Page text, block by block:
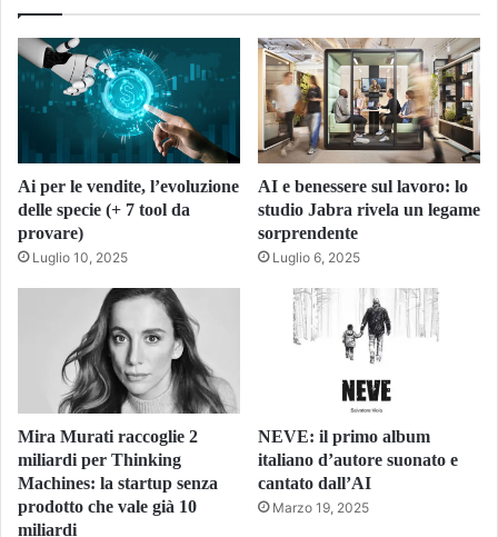
Ai per le vendite, l’evoluzione
delle specie (+ 7 tool da
provare)
Luglio 10, 2025
AI e benessere sul lavoro: lo
studio Jabra rivela un legame
sorprendente
Luglio 6, 2025
Mira Murati raccoglie 2
miliardi per Thinking
Machines: la startup senza
prodotto che vale già 10
miliardi
NEVE: il primo album
italiano d’autore suonato e
cantato dall’AI
Marzo 19, 2025